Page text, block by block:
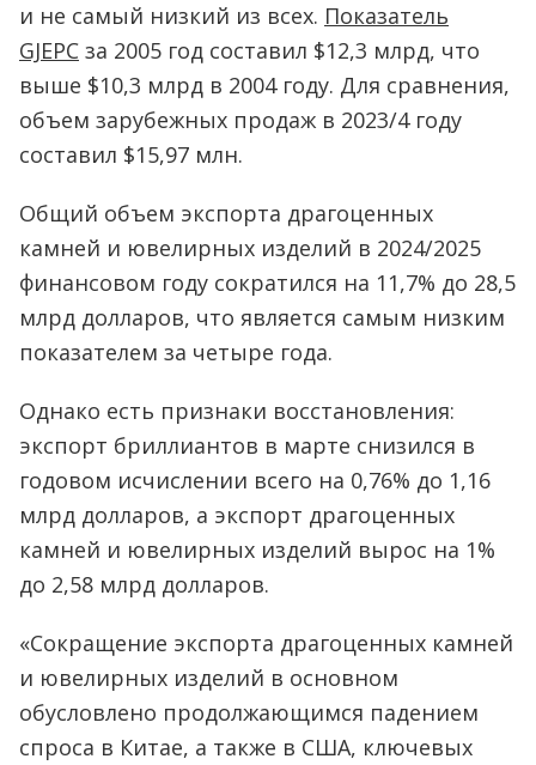
и не самый низкий из всех. Показатель
GJEPC за 2005 год составил $12,3 млрд, что
выше $10,3 млрд в 2004 году. Для сравнения,
объем зарубежных продаж в 2023/4 году
составил $15,97 млн.
Общий объем экспорта драгоценных
камней и ювелирных изделий в 2024/2025
финансовом году сократился на 11,7% до 28,5
млрд долларов, что является самым низким
показателем за четыре года.
Однако есть признаки восстановления:
экспорт бриллиантов в марте снизился в
годовом исчислении всего на 0,76% до 1,16
млрд долларов, а экспорт драгоценных
камней и ювелирных изделий вырос на 1%
до 2,58 млрд долларов.
«Сокращение экспорта драгоценных камней
и ювелирных изделий в основном
обусловлено продолжающимся падением
спроса в Китае, а также в США, ключевых